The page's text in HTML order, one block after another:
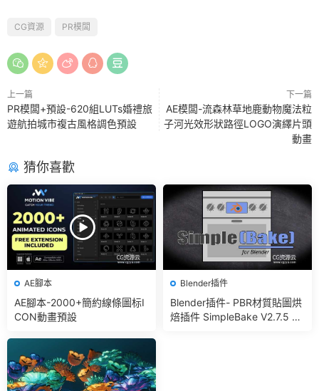
CG資源 PR模闆
上一篇
PR模闆+預設-620組LUTs婚禮旅
遊航拍城市複古風格調色預設
下一篇
AE模闆-流森林草地鹿動物魔法粒
子河光效形狀路徑LOGO演繹片頭
動畫
猜你喜歡
AE腳本
AE腳本-2000+簡約線條圖标I
CON動畫預設
Blender插件
Blender插件- PBR材質貼圖烘
焙插件 SimpleBake V2.7.5 –